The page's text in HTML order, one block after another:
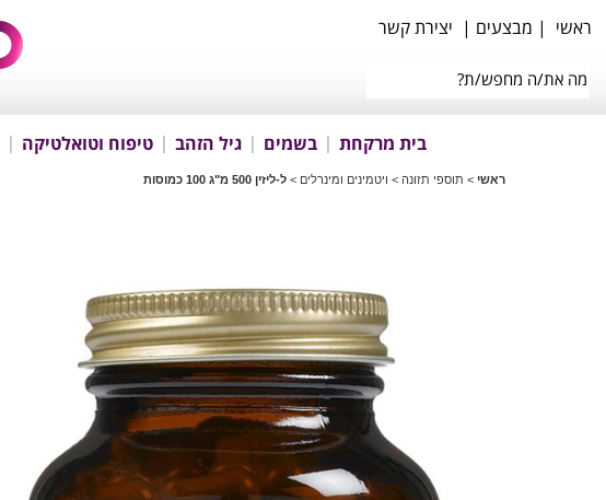
ראשי | מבצעים | יצירת קשר
בית מרקחת בשמים גיל הזהב טיפוח וטואלטיקה
ראשי > תוספי תזונה > ויטמינים ומינרלים > ל-ליזין 500 מ"ג 100 כמוסות